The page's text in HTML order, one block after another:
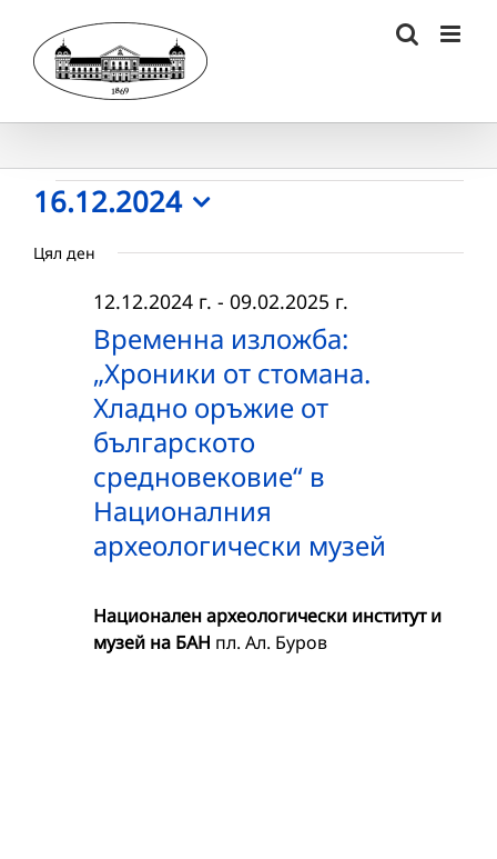
content
Събития
for
16.12.2024
16.12.2024
date.
Цял ден
Временна изложба:
„Хроники от стомана.
Хладно оръжие от
българското
средновековие“ в
Националния
археологически музей
12.12.2024 г. - 09.02.2025 г.
Национален археологически институт и
музей на БАН пл. Ал. Буров